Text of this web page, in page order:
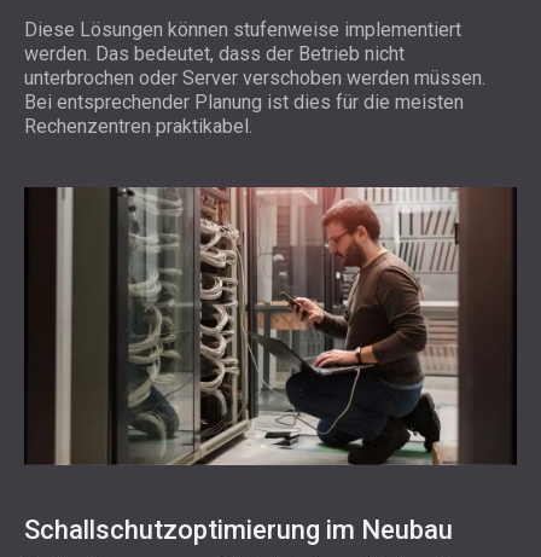
Diese Lösungen können stufenweise implementiert
werden. Das bedeutet, dass der Betrieb nicht
unterbrochen oder Server verschoben werden müssen.
Bei entsprechender Planung ist dies für die meisten
Rechenzentren praktikabel.
Schallschutzoptimierung im Neubau